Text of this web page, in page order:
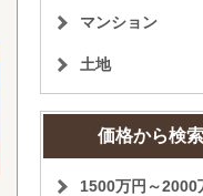
マンション
土地
価格から検索
1500万円～2000